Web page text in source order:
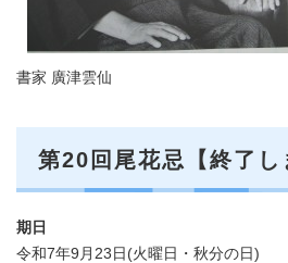
書家 廣津雲仙
第20回尾花忌【終了し
期日
令和7年9月23日(火曜日・秋分の日)